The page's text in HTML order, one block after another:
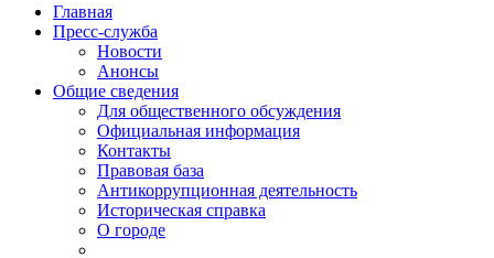
Главная
Пресс-служба
Новости
Анонсы
Общие сведения
Для общественного обсуждения
Официальная информация
Контакты
Правовая база
Антикоррупционная деятельность
Историческая справка
О городе